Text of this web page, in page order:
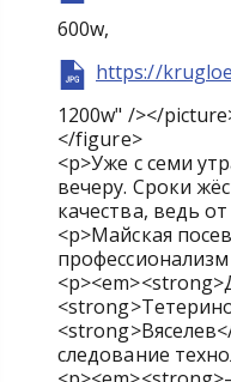
600w,
https://
1200w" /></
</figure>
<p>Уже с семи
вечеру. Сроки
качества, ведь
<p>Майская
следование